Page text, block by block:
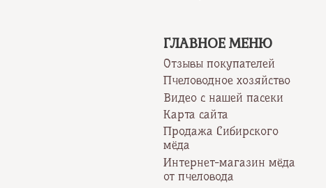
ГЛАВНОЕ МЕНЮ
Отзывы покупателей
Пчеловодное хозяйство
Видео с нашей пасеки
Карта сайта
Продажа Сибирского
мёда
Интернет-магазин мёда
от пчеловода